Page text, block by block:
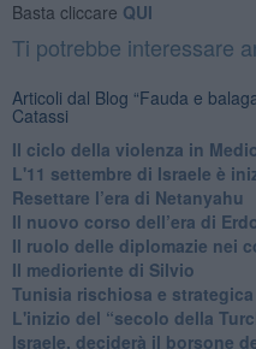
Basta cliccare QUI
Ti potrebbe interessare
Articoli dal Blog “Fauda e
Catassi
Il ciclo della violenza in
L'11 settembre di Israele è
Resettare l’era di Netanyahu
​Il nuovo corso dell’era di
Il ruolo delle diplomazie nei
Il medioriente di Silvio
Tunisia rischiosa e
L'inizio del “secolo della
Israele, deciderà il borsone